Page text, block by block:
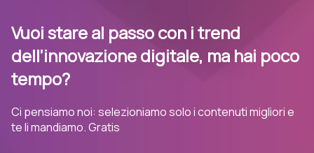
Vuoi stare al passo con i trend
dell’innovazione digitale, ma hai poco
tempo?
Ci pensiamo noi: selezioniamo solo i contenuti migliori e
te li mandiamo. Gratis